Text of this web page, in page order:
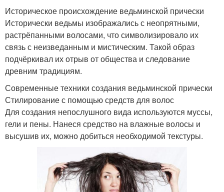
Историческое происхождение ведьминской прически
Исторически ведьмы изображались с неопрятными,
растрёпанными волосами, что символизировало их
связь с неизведанным и мистическим. Такой образ
подчёркивал их отрыв от общества и следование
древним традициям.
Современные техники создания ведьминской прически
Стилирование с помощью средств для волос
Для создания непослушного вида используются муссы,
гели и пены. Нанеся средство на влажные волосы и
высушив их, можно добиться необходимой текстуры.